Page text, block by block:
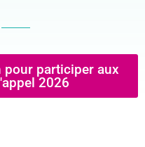
participer aux
2026